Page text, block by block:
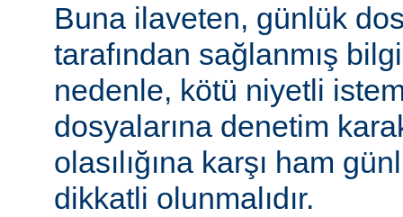
Buna ilaveten, günlük
tarafından sağlanmış
nedenle, kötü niyetli
dosyalarına denetim
olasılığına karşı ham
dikkatli olunmalıdır.